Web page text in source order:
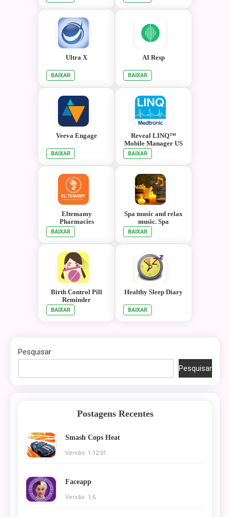
Ultra X
BAIXAR
AI Resp
BAIXAR
Veeva Engage
BAIXAR
Reveal LINQ™
Mobile Manager US
BAIXAR
Eltemamy
Pharmacies
BAIXAR
Spa music and relax
music. Spa
relaxation
BAIXAR
Birth Control Pill
Reminder
BAIXAR
Healthy Sleep Diary
BAIXAR
Pesquisar
Pesquisar
Postagens Recentes
Smash Cops Heat
Versão: 1.12.01
Faceapp
Versão: 1.5